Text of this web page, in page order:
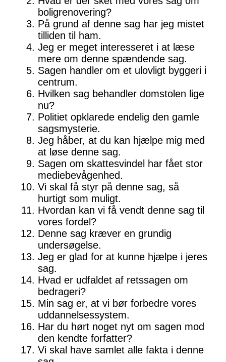
boligrenovering?
På grund af denne sag har jeg mistet
tilliden til ham.
Jeg er meget interesseret i at læse
mere om denne spændende sag.
Sagen handler om et ulovligt byggeri i
centrum.
Hvilken sag behandler domstolen lige
nu?
Politiet opklarede endelig den gamle
sagsmysterie.
Jeg håber, at du kan hjælpe mig med
at løse denne sag.
Sagen om skattesvindel har fået stor
mediebevågenhed.
Vi skal få styr på denne sag, så
hurtigt som muligt.
Hvordan kan vi få vendt denne sag til
vores fordel?
Denne sag kræver en grundig
undersøgelse.
Jeg er glad for at kunne hjælpe i jeres
sag.
Hvad er udfaldet af retssagen om
bedrageri?
Min sag er, at vi bør forbedre vores
uddannelsessystem.
Har du hørt noget nyt om sagen mod
den kendte forfatter?
Vi skal have samlet alle fakta i denne